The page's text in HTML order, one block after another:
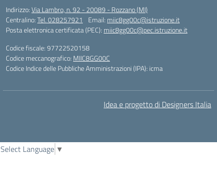
Indirizzo:Via Lambro, n. 92 - 20089 - Rozzano (MI)
Centralino:Tel. 028257921 Email: miic8gg00c@istruzione.it
Posta elettronica certificata (PEC): miic8gg00c@pec.istruzione.it
Codice fiscale: 97722520158
Codice meccanografico: MIIC8GG00C
Codice Indice delle Pubbliche Amministrazioni (IPA): icma
Idea e progetto di Designers Italia
Select Language ▼